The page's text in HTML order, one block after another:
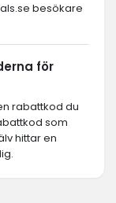
besökare
för
rabattkod du
som
hittar en